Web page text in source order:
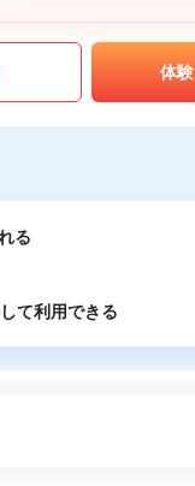
体
る
て利用できる